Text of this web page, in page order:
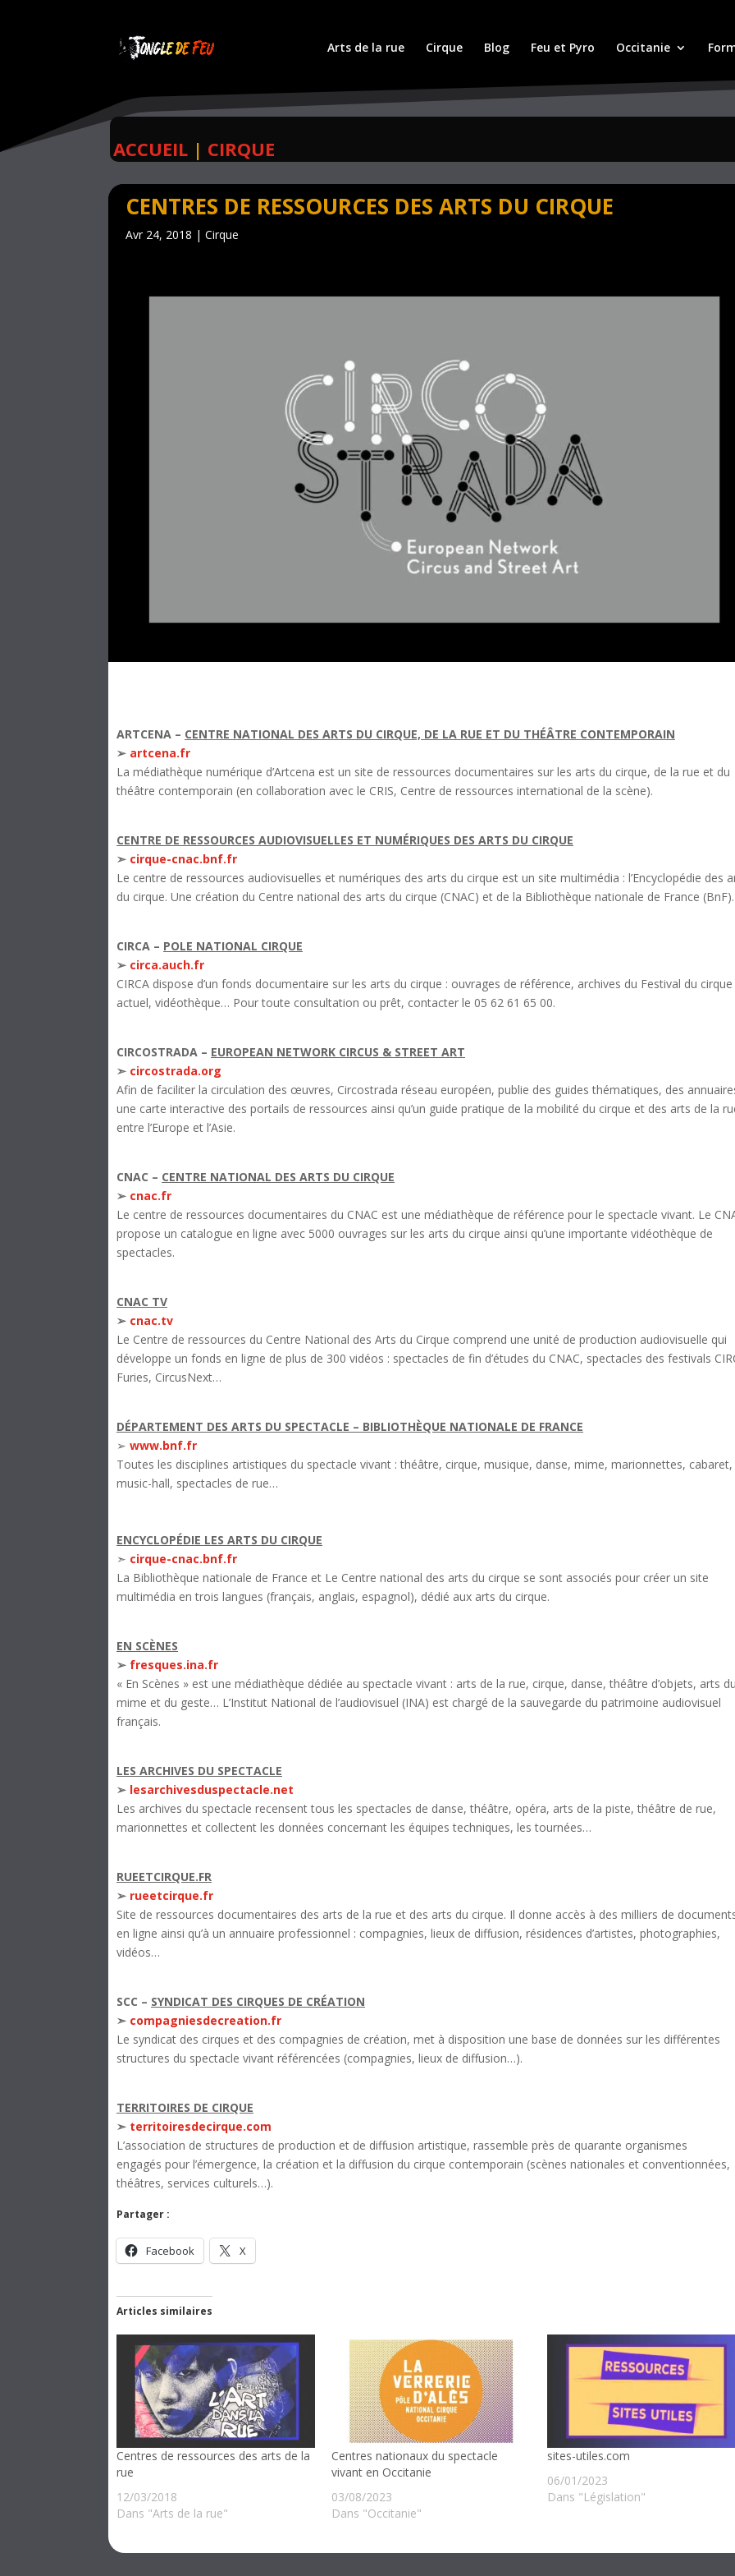
Arts de la rue Cirque Blog Feu et Pyro Occitanie
ACCUEIL | CIRQUE
CENTRES DE RESSOURCES DES ARTS DU CIRQUE
Avr 24, 2018 | Cirque
ARTCENA – CENTRE NATIONAL DES ARTS DU CIRQUE, DE LA RUE ET DU THÉÂTRE CONTEMPORAIN
➢ artcena.fr
La médiathèque numérique d’Artcena est un site de ressources documentaires sur les arts du cirque, de la rue et du
théâtre contemporain (en collaboration avec le CRIS, Centre de ressources international de la scène).
CENTRE DE RESSOURCES AUDIOVISUELLES ET NUMÉRIQUES DES ARTS DU CIRQUE
➣ cirque-cnac.bnf.fr
Le centre de ressources audiovisuelles et numériques des arts du cirque est un site multimédia : l’Encyclopédie des
du cirque. Une création du Centre national des arts du cirque (CNAC) et de la Bibliothèque nationale de France (BnF).
CIRCA – POLE NATIONAL CIRQUE
➢ circa.auch.fr
CIRCA dispose d’un fonds documentaire sur les arts du cirque : ouvrages de référence, archives du Festival du cirque
actuel, vidéothèque… Pour toute consultation ou prêt, contacter le 05 62 61 65 00.
CIRCOSTRADA – EUROPEAN NETWORK CIRCUS & STREET ART
➣ circostrada.org
Afin de faciliter la circulation des œuvres, Circostrada réseau européen, publie des guides thématiques, des
une carte interactive des portails de ressources ainsi qu’un guide pratique de la mobilité du cirque et des arts de la
entre l’Europe et l’Asie.
CNAC – CENTRE NATIONAL DES ARTS DU CIRQUE
➢ cnac.fr
Le centre de ressources documentaires du CNAC est une médiathèque de référence pour le spectacle vivant. Le
propose un catalogue en ligne avec 5000 ouvrages sur les arts du cirque ainsi qu’une importante vidéothèque de
spectacles.
CNAC TV
➢ cnac.tv
Le Centre de ressources du Centre National des Arts du Cirque comprend une unité de production audiovisuelle qui
développe un fonds en ligne de plus de 300 vidéos : spectacles de fin d’études du CNAC, spectacles des festivals
Furies, CircusNext…
DÉPARTEMENT DES ARTS DU SPECTACLE – BIBLIOTHÈQUE NATIONALE DE FRANCE
➢ www.bnf.fr
Toutes les disciplines artistiques du spectacle vivant : théâtre, cirque, musique, danse, mime, marionnettes, cabaret,
music-hall, spectacles de rue…
ENCYCLOPÉDIE LES ARTS DU CIRQUE
➣ cirque-cnac.bnf.fr
La Bibliothèque nationale de France et Le Centre national des arts du cirque se sont associés pour créer un site
multimédia en trois langues (français, anglais, espagnol), dédié aux arts du cirque.
EN SCÈNES
➢ fresques.ina.fr
« En Scènes » est une médiathèque dédiée au spectacle vivant : arts de la rue, cirque, danse, théâtre d’objets, arts
mime et du geste… L’Institut National de l’audiovisuel (INA) est chargé de la sauvegarde du patrimoine audiovisuel
français.
LES ARCHIVES DU SPECTACLE
➢ lesarchivesduspectacle.net
Les archives du spectacle recensent tous les spectacles de danse, théâtre, opéra, arts de la piste, théâtre de rue,
marionnettes et collectent les données concernant les équipes techniques, les tournées…
RUEETCIRQUE.FR
➢ rueetcirque.fr
Site de ressources documentaires des arts de la rue et des arts du cirque. Il donne accès à des milliers de
en ligne ainsi qu’à un annuaire professionnel : compagnies, lieux de diffusion, résidences d’artistes, photographies,
vidéos…
SCC – SYNDICAT DES CIRQUES DE CRÉATION
➣ compagniesdecreation.fr
Le syndicat des cirques et des compagnies de création, met à disposition une base de données sur les différentes
structures du spectacle vivant référencées (compagnies, lieux de diffusion…).
TERRITOIRES DE CIRQUE
➣ territoiresdecirque.com
L’association de structures de production et de diffusion artistique, rassemble près de quarante organismes
engagés pour l’émergence, la création et la diffusion du cirque contemporain (scènes nationales et conventionnées,
théâtres, services culturels…).
Partager :
Facebook X
Articles similaires
Centres de ressources des arts de la
rue
12/03/2018
Dans "Arts de la rue"
Centres nationaux du spectacle
vivant en Occitanie
03/08/2023
Dans "Occitanie"
sites-utiles.com
06/01/2023
Dans "Législation"